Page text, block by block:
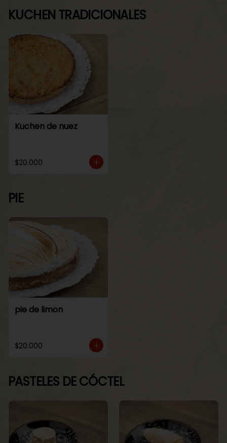
KUCHEN TRADICIONALES
Kuchen de nuez
$20.000
PIE
pie de limon
$20.000
PASTELES DE CÓCTEL